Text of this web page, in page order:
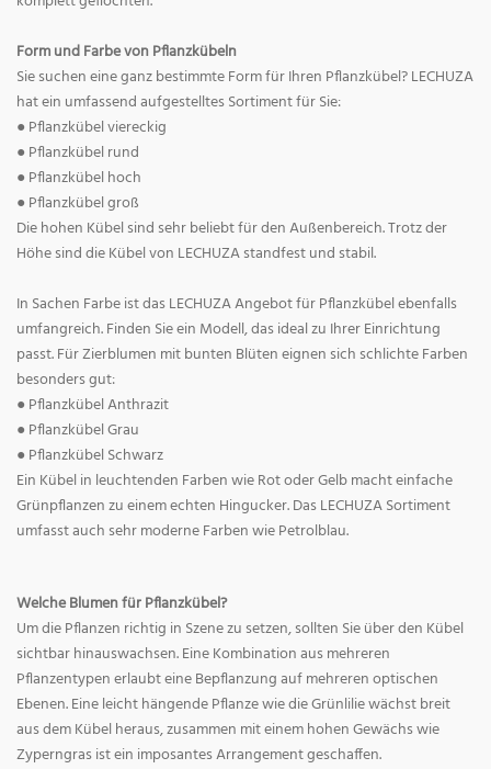
Form und Farbe von Pflanzkübeln
Sie suchen eine ganz bestimmte Form für Ihren Pflanzkübel? LECHUZA
hat ein umfassend aufgestelltes Sortiment für Sie:
● Pflanzkübel viereckig
● Pflanzkübel rund
● Pflanzkübel hoch
● Pflanzkübel groß
Die hohen Kübel sind sehr beliebt für den Außenbereich. Trotz der
Höhe sind die Kübel von LECHUZA standfest und stabil.
In Sachen Farbe ist das LECHUZA Angebot für Pflanzkübel ebenfalls
umfangreich. Finden Sie ein Modell, das ideal zu Ihrer Einrichtung
passt. Für Zierblumen mit bunten Blüten eignen sich schlichte Farben
besonders gut:
● Pflanzkübel Anthrazit
● Pflanzkübel Grau
● Pflanzkübel Schwarz
Ein Kübel in leuchtenden Farben wie Rot oder Gelb macht einfache
Grünpflanzen zu einem echten Hingucker. Das LECHUZA Sortiment
umfasst auch sehr moderne Farben wie Petrolblau.
Welche Blumen für Pflanzkübel?
Um die Pflanzen richtig in Szene zu setzen, sollten Sie über den Kübel
sichtbar hinauswachsen. Eine Kombination aus mehreren
Pflanzentypen erlaubt eine Bepflanzung auf mehreren optischen
Ebenen. Eine leicht hängende Pflanze wie die Grünlilie wächst breit
aus dem Kübel heraus, zusammen mit einem hohen Gewächs wie
Zyperngras ist ein imposantes Arrangement geschaffen.